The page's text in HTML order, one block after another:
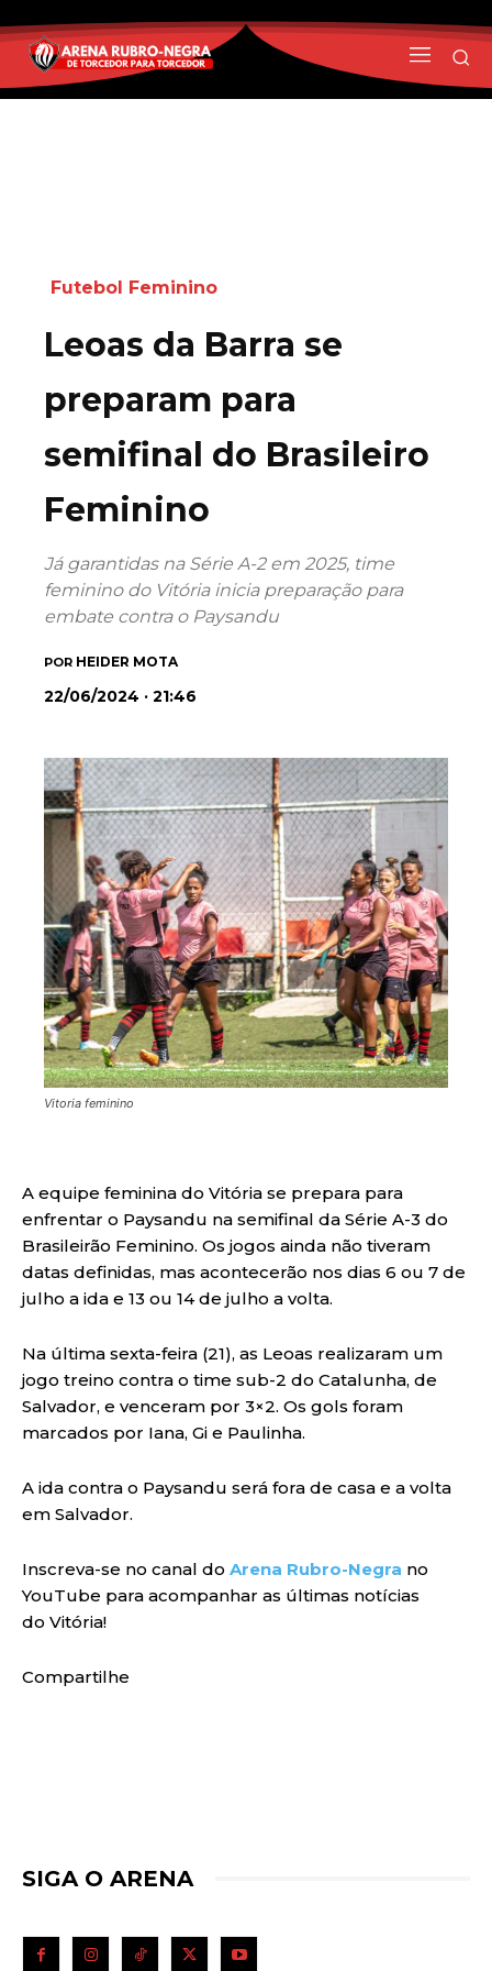
Futebol Feminino
Leoas da Barra se
preparam para
semifinal do Brasileiro
Feminino
Já garantidas na Série A-2 em 2025, time
feminino do Vitória inicia preparação para
embate contra o Paysandu
POR HEIDER MOTA
22/06/2024 · 21:46
Vitoria feminino
A equipe feminina do Vitória se prepara para
enfrentar o Paysandu na semifinal da Série A-3 do
Brasileirão Feminino. Os jogos ainda não tiveram
datas definidas, mas acontecerão nos dias 6 ou 7 de
julho a ida e 13 ou 14 de julho a volta.
Na última sexta-feira (21), as Leoas realizaram um
jogo treino contra o time sub-2 do Catalunha, de
Salvador, e venceram por 3×2. Os gols foram
marcados por Iana, Gi e Paulinha.
A ida contra o Paysandu será fora de casa e a volta
em Salvador.
Inscreva-se no canal do Arena Rubro-Negra no
YouTube para acompanhar as últimas notícias
do Vitória!
Compartilhe
SIGA O ARENA